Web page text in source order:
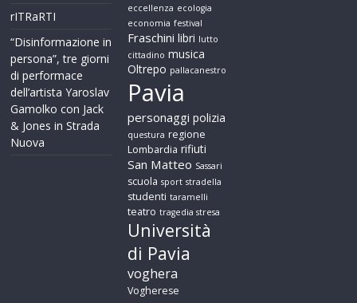
rITRaRTI
“Disinformazione in
persona”, tre giorni
di performace
dell’artista Yaroslav
Gamolko con Jack
& Jones in Strada
Nuova
eccellenza ecologia
economia festival
Fraschini libri lutto
cittadino musica
Oltrepo pallacanestro
Pavia
personaggi polizia
questura regione
Lombardia rifiuti
San Matteo Sassari
scuola sport stradella
studenti taramelli
teatro tragedia stresa
Università
di Pavia
voghera
Vogherese